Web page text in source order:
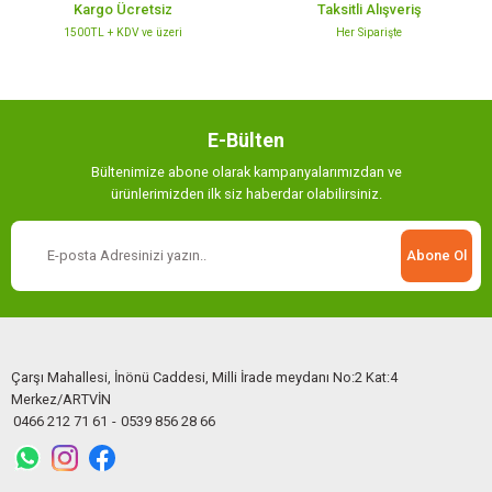
Kargo Ücretsiz
1500TL + KDV ve üzeri
Taksitli Alışveriş
Her Siparişte
E-Bülten
Bültenimize abone olarak kampanyalarımızdan ve
ürünlerimizden ilk siz haberdar olabilirsiniz.
Abone Ol
Çarşı Mahallesi, İnönü Caddesi, Milli İrade meydanı No:2 Kat:4
Merkez/ARTVİN
0466 212 71 61 - 0539 856 28 66